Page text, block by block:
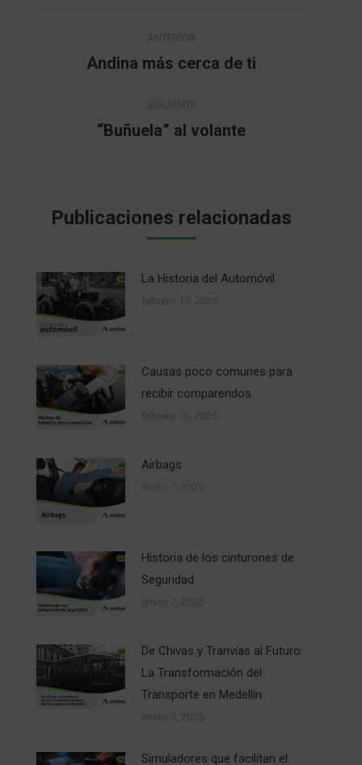
entre
Publicación
Andina más cerca de ti
Publicación
“Buñuela” al volante
Publicaciones relacionadas
La Historia del Automóvil
Causas poco comunes para
recibir comparendos
Airbags
Historia de los cinturones de
Seguridad
De Chivas y Tranvías al Futuro:
La Transformación del
Transporte en Medellín
Simuladores que facilitan el